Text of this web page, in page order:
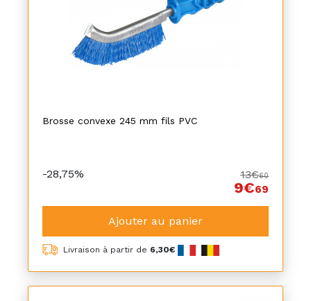
Brosse convexe 245 mm fils PVC
-28,75% 13€60
9€69
Ajouter au panier
Livraison à partir de 6,30€